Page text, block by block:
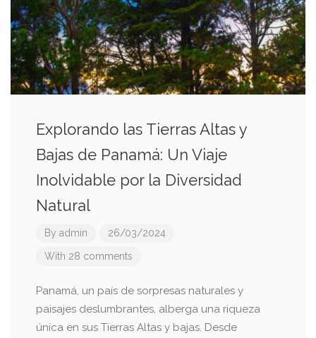
Explorando las Tierras Altas y
Bajas de Panamá: Un Viaje
Inolvidable por la Diversidad
Natural
By admin 26/03/2024
With 28 comments
Panamá, un país de sorpresas naturales y
paisajes deslumbrantes, alberga una riqueza
única en sus Tierras Altas y bajas. Desde